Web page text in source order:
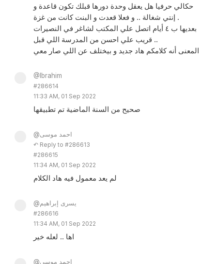
حكالي حرفيا هل يعقل وحدة دورها قبلك تكون قاعدة و
إنتي شغالة .. و فعلا قعدت و البنت كانت من غزة .
بعديها ب ٤ أيام اتصل علي المكتب لشاغر في النصيرات
قريب علي احسن من المدرسة اللي قبل ..
المعنى أنه كلامكم هاد جديد و بيختلف عن اللي صار معي
@Ibrahim
#286614
11:33 AM, 01 Sep 2022
صحيح من السنة الماضية تم تطبيقها
@احمد موسى
↶ Reply to #286613
#286615
11:34 AM, 01 Sep 2022
لم يعد معمول فيه هاد الكلام
@يسرى إبراهيم
#286616
11:34 AM, 01 Sep 2022
اها .. لعله خير
@احمد موسى